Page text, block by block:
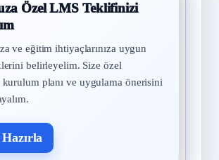
Özel LMS Teklifinizi
ve eğitim ihtiyaçlarınıza uygun
belirleyelim. Size özel
kurulum planı ve uygulama önerisini